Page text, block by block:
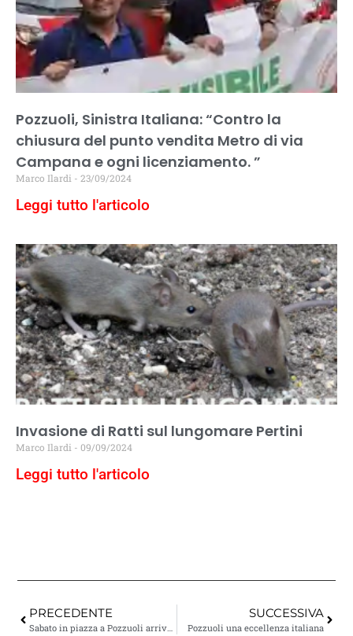
Pozzuoli, Sinistra Italiana: “Contro la
chiusura del punto vendita Metro di via
Campana e ogni licenziamento. ”
Marco Ilardi 23/09/2024
Leggi tutto l'articolo
Invasione di Ratti sul lungomare Pertini
Marco Ilardi 09/09/2024
Leggi tutto l'articolo
PRECEDENTE
Sabato in piazza a Pozzuoli arriva Studio Festi
SUCCESSIVA
Pozzuoli una eccellenza italiana